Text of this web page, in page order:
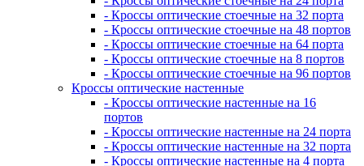
- Кроссы оптические стоечные на 32 порта
- Кроссы оптические стоечные на 48 портов
- Кроссы оптические стоечные на 64 порта
- Кроссы оптические стоечные на 8 портов
- Кроссы оптические стоечные на 96 портов
Кроссы оптические настенные
- Кроссы оптические настенные на 16
портов
- Кроссы оптические настенные на 24 порта
- Кроссы оптические настенные на 32 порта
- Кроссы оптические настенные на 4 порта